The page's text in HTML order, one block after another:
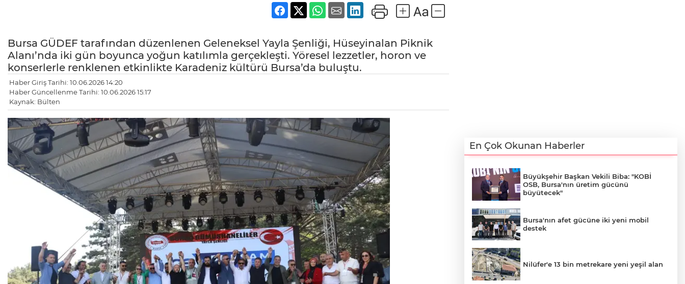
Bursa GÜDEF tarafından düzenlenen Geleneksel Yayla Şenliği, Hüseyinalan Piknik
Alanı’nda iki gün boyunca yoğun katılımla gerçekleşti. Yöresel lezzetler, horon ve
konserlerle renklenen etkinlikte Karadeniz kültürü Bursa’da buluştu.
Haber Giriş Tarihi: 10.06.2026 14:20
Haber Güncellenme Tarihi: 10.06.2026 15:17
Kaynak: Bülten
En Çok Okunan Haberler
Büyükşehir Başkan Vekili Biba: "KOBİ
OSB, Bursa'nın üretim gücünü
büyütecek"
Bursa'nın afet gücüne iki yeni mobil
destek
Nilüfer'e 13 bin metrekare yeni yeşil alan